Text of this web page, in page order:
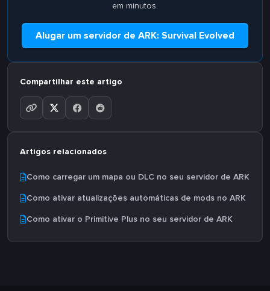
em minutos.
Alugar um servidor de ARK: Survival Evolved
Compartilhar este artigo
Artigos relacionados
Como carregar um mapa ou DLC no seu servidor de ARK
Como ativar atualizações automáticas de mods no ARK
Como ativar o Primitive Plus no seu servidor de ARK